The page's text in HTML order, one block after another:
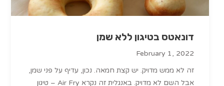
דונאטס בטיגון ללא שמן
February 1, 2022
זה לא ממש מדויק. יש קצת חמאה. נכון, עדיף על פני שמן,
אבל השם לא מדויק. באנגלית זה נקרא Air Fry – טיגון